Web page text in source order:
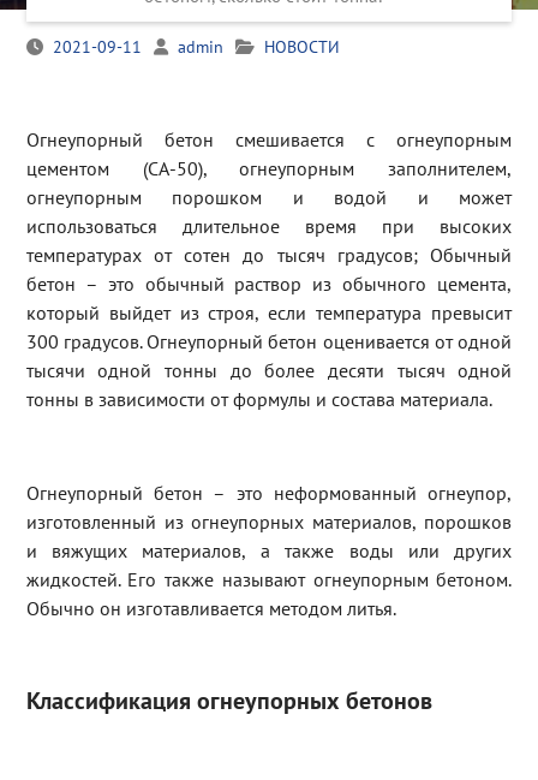
2021-09-11 admin НОВОСТИ
Огнеупорный бетон смешивается с огнеупорным
цементом (СА-50), огнеупорным заполнителем,
огнеупорным порошком и водой и может
использоваться длительное время при высоких
температурах от сотен до тысяч градусов; Обычный
бетон – это обычный раствор из обычного цемента,
который выйдет из строя, если температура превысит
300 градусов. Огнеупорный бетон оценивается от одной
тысячи одной тонны до более десяти тысяч одной
тонны в зависимости от формулы и состава материала.
Огнеупорный бетон – это неформованный огнеупор,
изготовленный из огнеупорных материалов, порошков
и вяжущих материалов, а также воды или других
жидкостей. Его также называют огнеупорным бетоном.
Обычно он изготавливается методом литья.
Классификация огнеупорных бетонов